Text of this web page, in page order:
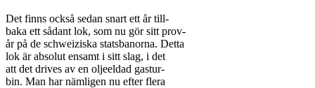
Det finns också sedan snart ett år till-
baka ett sådant lok, som nu gör sitt prov-
år på de schweiziska statsbanorna. Detta
lok är absolut ensamt i sitt slag, i det
att det drives av en oljeeldad gastur-
bin. Man har nämligen nu efter flera